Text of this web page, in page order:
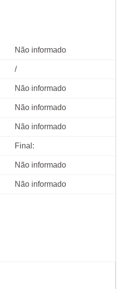
Não informado
/
Não informado
Não informado
Não informado
Final:
Não informado
Não informado